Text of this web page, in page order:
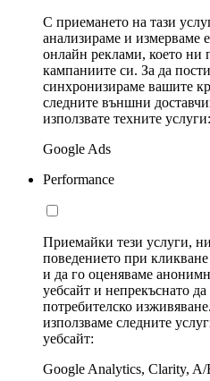
С приемането на тази
анализираме и измерваме
онлайн реклами, което ни
кампаниите си. За да
синхронизираме вашите
следните външни
използвате техните услуги:
Google Ads
Performance
Приемайки тези услуги,
поведението при
и да го оценяваме
уебсайт и непрекъснато
потребителско
използваме следните
уебсайт:
Google Analytics, Clarity, A/